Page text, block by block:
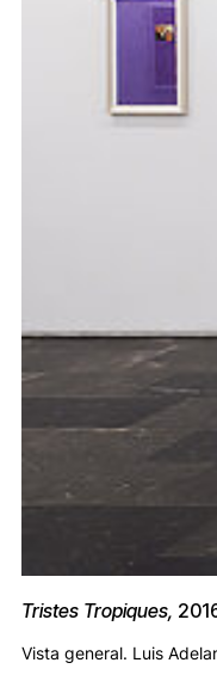
Tristes Tropiques,
Vista general. Luis